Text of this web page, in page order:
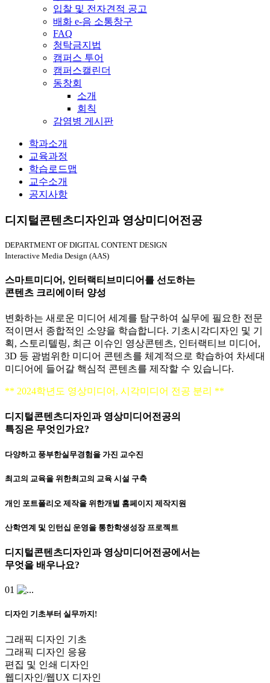
입찰 및 전자견적 공고
배화 e-음 소통창구
FAQ
청탁금지법
캠퍼스 투어
캠퍼스캘린더
동창회
소개
회칙
감염병 게시판
전체메뉴학과소개
교육과정
학습로드맵
교수소개
공지사항
디지털콘텐츠디자인과 영상미디어전공
DEPARTMENT OF DIGITAL CONTENT DESIGN
Interactive Media Design (AAS)
스마트미디어, 인터랙티브미디어를 선도하는
콘텐츠 크리에이터 양성
변화하는 새로운 미디어 세계를 탐구하여 실무에 필요한 전문
적이면서 종합적인 소양을 학습합니다. 기초시각디자인 및 기
획, 스토리텔링, 최근 이슈인 영상콘텐츠, 인터랙티브 미디어,
3D 등 광범위한 미디어 콘텐츠를 체계적으로 학습하여 차세대
미디어에 들어갈 핵심적 콘텐츠를 제작할 수 있습니다.
** 2024학년도 영상미디어, 시각미디어 전공 분리 **
디지털콘텐츠디자인과 영상미디어전공의
특징은 무엇인가요?
다양하고 풍부한실무경험을 가진 교수진
최고의 교육을 위한최고의 교육 시설 구축
개인 포트폴리오 제작을 위한개별 홈페이지 제작지원
산학연계 및 인턴십 운영을 통한학생성장 프로젝트
디지털콘텐츠디자인과 영상미디어전공에서는
무엇을 배우나요?
01
디자인 기초부터 실무까지!
그래픽 디자인 기초
그래픽 디자인 응용
편집 및 인쇄 디자인
웹디자인/웹UX 디자인